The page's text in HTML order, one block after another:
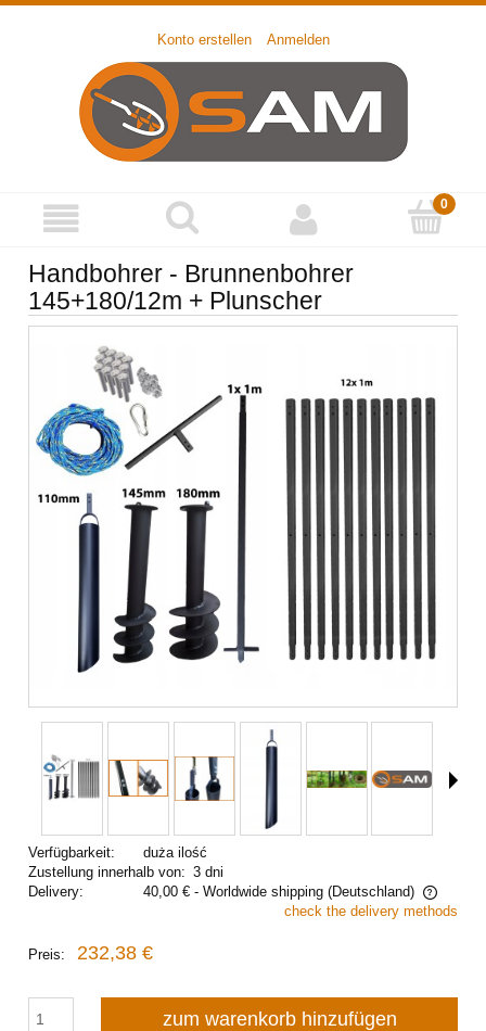
Konto erstellen Anmelden
Handbohrer - Brunnenbohrer
145+180/12m + Plunscher
Verfügbarkeit:
duża ilość
Zustellung innerhalb von: 3 dni
Delivery:
40,00 € - Worldwide shipping (Deutschland)
The price does not include any possible payment costs
check the delivery methods
Preis: 232,38 €
zum warenkorb hinzufügen